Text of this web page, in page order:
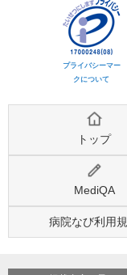
プライバシーマー
クについて
トップ
MediQA
病院なび利用